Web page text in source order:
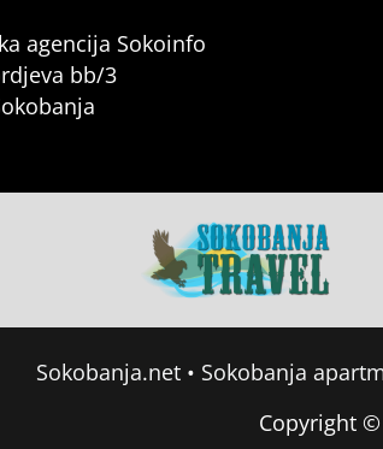
agencija Sokoinfo
bb/3
Sokobanja.net• Sokobanja
Copyright ©